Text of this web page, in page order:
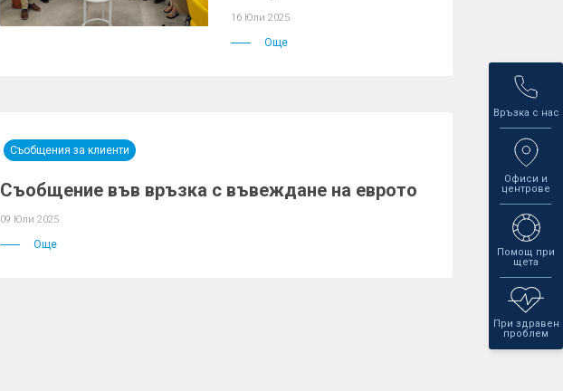
Връзка с нас
Офиси и
центрове
Помощ при
щета
При здравен
проблем
16 Юли 2025
Още
Съобщения за клиенти
Съобщение във връзка с въвеждане на еврото
09 Юли 2025
Още